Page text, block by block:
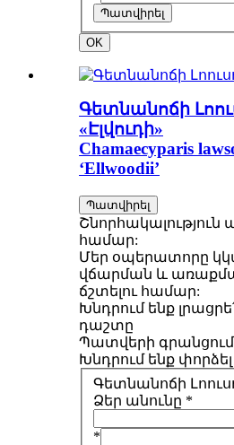
Պատվիրել
OK
Գետնանոճի
«Էլվուդի»
Chamaecyparis
‘Ellwoodii’
Պատվիրել
համար:
Մեր օպերատորը
վճարման և
ճշտելու համար:
Խնդրում ենք
դաշտը
Պատվերի
Խնդրում ենք
Գետնանոճի
Ձեր անունը *
*